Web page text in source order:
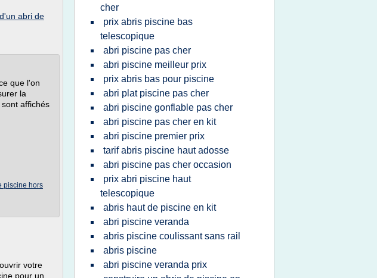
abri de
que l'on
la
affichés
piscine hors
votre
pour un
cher
prix abris piscine bas
telescopique
abri piscine pas cher
abri piscine meilleur prix
prix abris bas pour piscine
abri plat piscine pas cher
abri piscine gonflable pas cher
abri piscine pas cher en kit
abri piscine premier prix
tarif abris piscine haut adosse
abri piscine pas cher occasion
prix abri piscine haut
telescopique
abris haut de piscine en kit
abri piscine veranda
abris piscine coulissant sans rail
abris piscine
abri piscine veranda prix